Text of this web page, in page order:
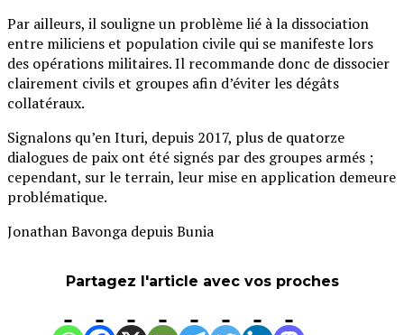
Par ailleurs, il souligne un problème lié à la dissociation
entre miliciens et population civile qui se manifeste lors
des opérations militaires. Il recommande donc de dissocier
clairement civils et groupes afin d’éviter les dégâts
collatéraux.
Signalons qu’en Ituri, depuis 2017, plus de quatorze
dialogues de paix ont été signés par des groupes armés ;
cependant, sur le terrain, leur mise en application demeure
problématique.
Jonathan Bavonga depuis Bunia
Partagez l'article avec vos proches